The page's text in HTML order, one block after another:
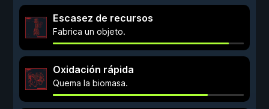
Escasez de recursos
Fabrica un objeto.
Oxidación rápida
Quema la biomasa.